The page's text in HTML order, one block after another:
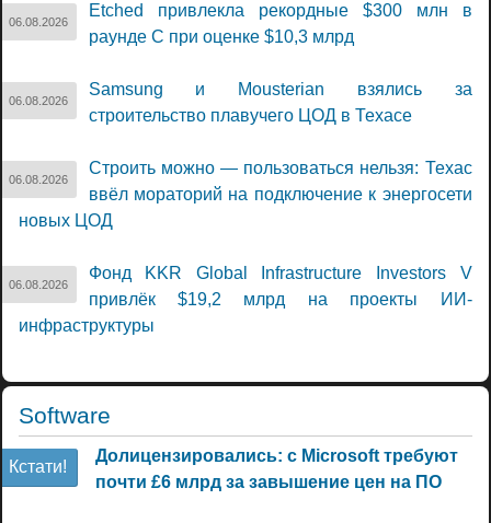
06.08.2026
Etched привлекла рекордные $300 млн в
раунде C при оценке $10,3 млрд
06.08.2026
Samsung и Mousterian взялись за
строительство плавучего ЦОД в Техасе
06.08.2026
Строить можно — пользоваться нельзя: Техас
ввёл мораторий на подключение к энергосети
новых ЦОД
06.08.2026
Фонд KKR Global Infrastructure Investors V
привлёк $19,2 млрд на проекты ИИ-
инфраструктуры
Software
Кстати!
Долицензировались: с Microsoft требуют
почти £6 млрд за завышение цен на ПО